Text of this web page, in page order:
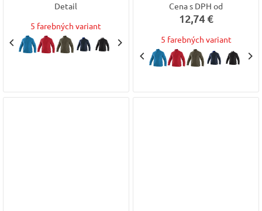
Detail
5 farebných variant
Cena s DPH od
12,74 €
5 farebných variant